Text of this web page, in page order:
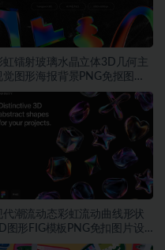
虹镭射玻璃水晶立体3D几何主
觉图形海报背景PNG免抠图片
材
代潮流动态彩虹流动曲线形状
图形FIG模板PNG免扣图片设
素材